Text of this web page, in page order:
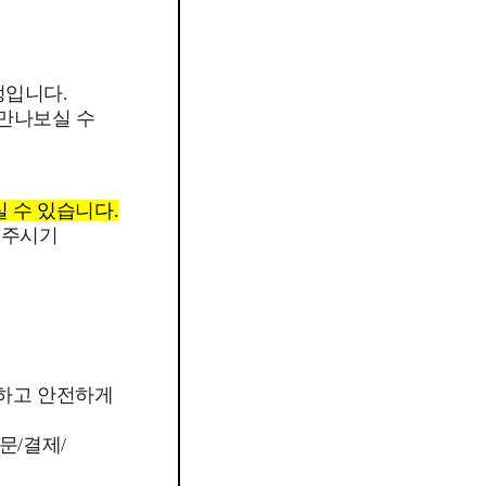
입니다.
나보실 수
수 있습니다.
시기
고 안전하게
/결제/